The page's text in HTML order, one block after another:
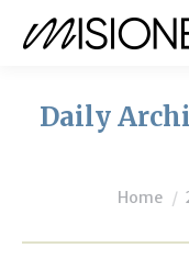
Daily
You are
Home